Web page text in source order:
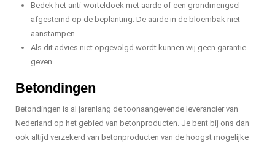
Bedek het anti-worteldoek met aarde of een grondmengsel
afgestemd op de beplanting. De aarde in de bloembak niet
aanstampen.
Als dit advies niet opgevolgd wordt kunnen wij geen garantie
geven.
Betondingen
Betondingen is al jarenlang de toonaangevende leverancier van
Nederland op het gebied van betonproducten. Je bent bij ons dan
ook altijd verzekerd van betonproducten van de hoogst mogelijke